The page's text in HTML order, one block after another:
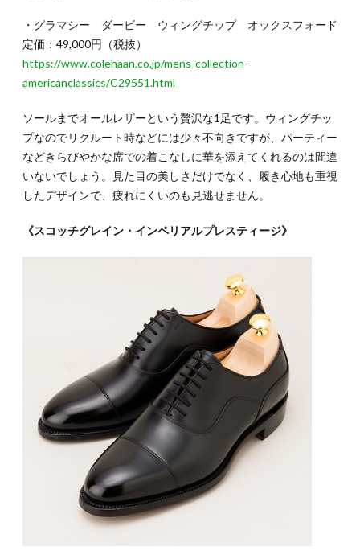
・グラマシー ダービー ウィングチップ オックスフォード
定価：49,000円（税抜）
https://www.colehaan.co.jp/mens-collection-
americanclassics/C29551.html
ソールまでオールレザーという贅沢な1足です。ウィングチッ
プなのでリクルート時などには少々不向きですが、パーティー
などきらびやかな席での着こなしに華を添えてくれるのは間違
いないでしょう。見た目の美しさだけでなく、履き心地も重視
したデザインで、疲れにくいのも見逃せません。
《スコッチグレイン・インペリアルプレスティージ》